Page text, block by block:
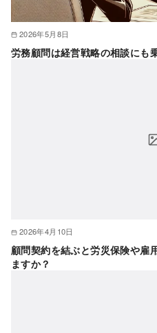
2026年5月8日
労務顧問は経営戦略の相談にも
2026年4月10日
顧問契約を結ぶと労災保険や雇
ますか？